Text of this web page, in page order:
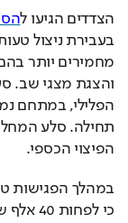
הצדדים הגיעו ל
הפיצוי הכספי.